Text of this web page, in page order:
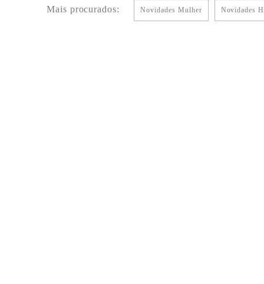
Mais procurados: Novidades Mulher Novidades